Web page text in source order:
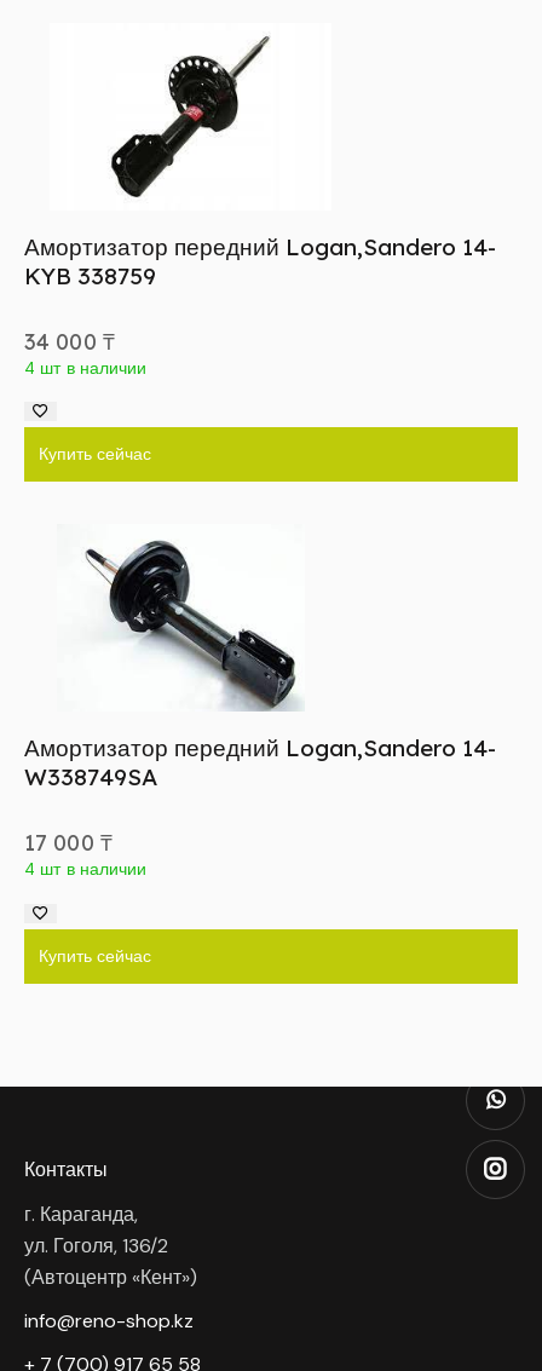
Амортизатор передний Logan,Sandero 14-
KYB 338759
34 000 ₸
4 шт в наличии
Купить сейчас
Амортизатор передний Logan,Sandero 14-
W338749SA
17 000 ₸
4 шт в наличии
Купить сейчас
Контакты
г. Караганда,
ул. Гоголя, 136/2
(Автоцентр «Кент»)
info@reno-shop.kz
+ 7 (700) 917 65 58